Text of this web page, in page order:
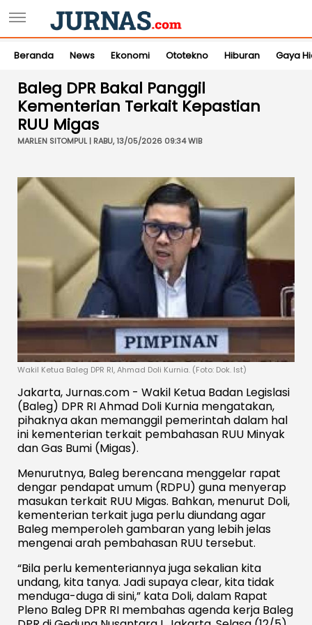
Beranda News Ekonomi Ototekno Hiburan Gaya
Baleg DPR Bakal Panggil
Kementerian Terkait Kepastian
RUU Migas
MARLEN SITOMPUL | RABU, 13/05/2026 09:34 WIB
Wakil Ketua Baleg DPR RI, Ahmad Doli Kurnia. (Foto: Dok. Ist)
Jakarta, Jurnas.com - Wakil Ketua Badan Legislasi
(Baleg) DPR RI Ahmad Doli Kurnia mengatakan,
pihaknya akan memanggil pemerintah dalam hal
ini kementerian terkait pembahasan RUU Minyak
dan Gas Bumi (Migas).
Menurutnya, Baleg berencana menggelar rapat
dengar pendapat umum (RDPU) guna menyerap
masukan terkait RUU Migas. Bahkan, menurut Doli,
kementerian terkait juga perlu diundang agar
Baleg memperoleh gambaran yang lebih jelas
mengenai arah pembahasan RUU tersebut.
“Bila perlu kementeriannya juga sekalian kita
undang, kita tanya. Jadi supayaclear, kita tidak
menduga-duga di sini,” kata Doli, dalam Rapat
Pleno Baleg DPR RI membahas agenda kerja Baleg